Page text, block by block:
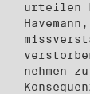
urteilen
nehmen